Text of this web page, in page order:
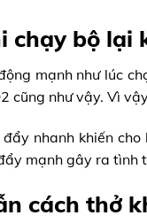
chạy bộ lại
mạnh như lúc
cũng như vậy. Vì
nhanh khiến
mạnh gây ra tình
cách thở